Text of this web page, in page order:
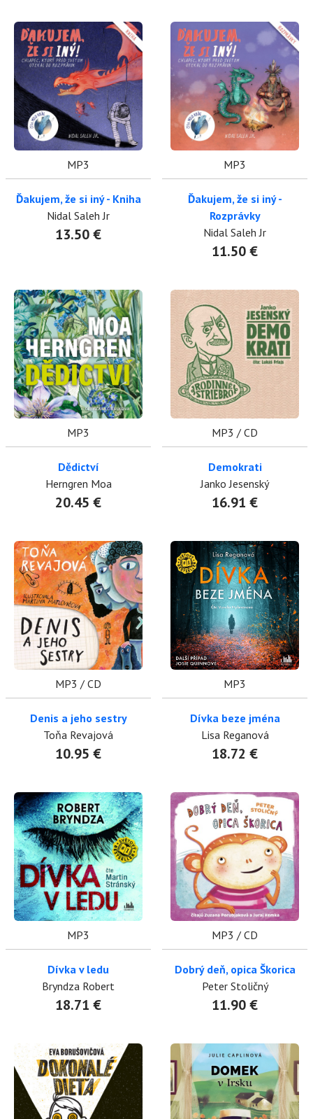
MP3
Ďakujem, že si iný - Kniha
Nidal Saleh Jr
13.50 €
MP3
Ďakujem, že si iný -
Rozprávky
Nidal Saleh Jr
11.50 €
MP3
Dědictví
Herngren Moa
20.45 €
MP3 / CD
Demokrati
Janko Jesenský
16.91 €
MP3 / CD
Denis a jeho sestry
Toňa Revajová
10.95 €
MP3
Dívka beze jména
Lisa Reganová
18.72 €
MP3
Dívka v ledu
Bryndza Robert
18.71 €
MP3 / CD
Dobrý deň, opica Škorica
Peter Stoličný
11.90 €